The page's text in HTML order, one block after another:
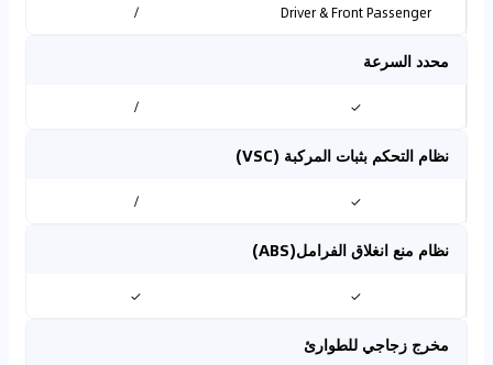
Driver & Front Passenger
/
محدد السرعة
✓
/
نظام التحكم بثبات المركبة (VSC)
✓
/
نظام منع انغلاق الفرامل(ABS)
✓
✓
مخرج زجاجي للطوارئ